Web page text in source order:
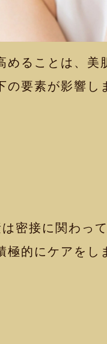
めることは、美
の要素が影響し
密接に関わっ
極的にケアをし